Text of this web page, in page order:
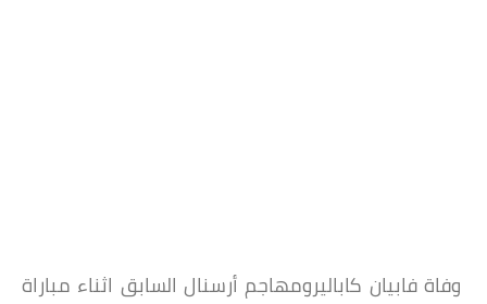
وفاة فابيان كاباليرومهاجم أرسنال السابق اثناء مباراة